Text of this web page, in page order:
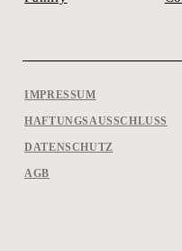
IMPRESSUM
HAFTUNGSAUSSCHLUSS
DATENSCHUTZ
AGB